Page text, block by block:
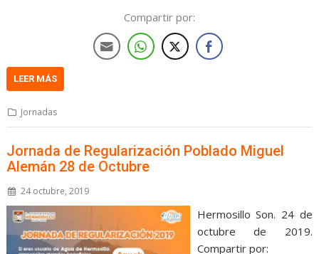
Compartir por:
LEER MÁS
Jornadas
Jornada de Regularización Poblado Miguel
Alemán 28 de Octubre
24 octubre, 2019
Hermosillo Son. 24 de
octubre de 2019.
Compartir por: